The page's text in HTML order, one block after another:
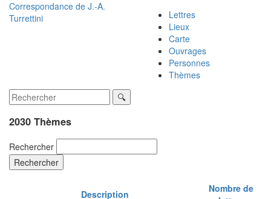
Correspondance de J.-A.
Turrettini
Lettres
Lieux
Carte
Ouvrages
Personnes
Thèmes
2030 Thèmes
Rechercher
Rechercher
Description
Nombre de